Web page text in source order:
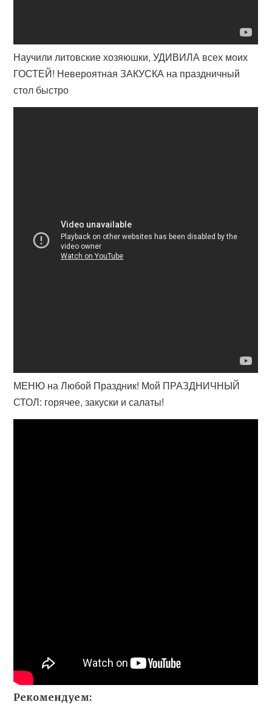
Научили литовские хозяюшки, УДИВИЛА всех моих
ГОСТЕЙ! Невероятная ЗАКУСКА на праздничный
стол быстро
МЕНЮ на Любой Праздник! Мой ПРАЗДНИЧНЫЙ
СТОЛ: горячее, закуски и салаты!
Рекомендуем: